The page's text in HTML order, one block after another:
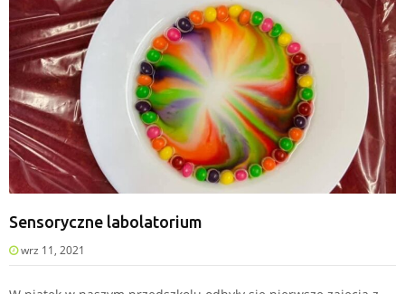
Sensoryczne labolatorium
wrz 11, 2021